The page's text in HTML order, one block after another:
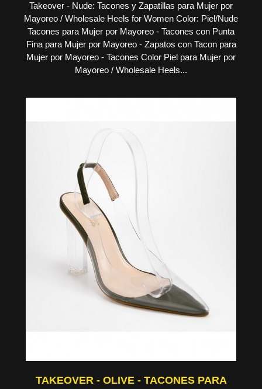
Takeover - Nude: Tacones y Zapatillas para Mujer por
Mayoreo / Wholesale Heels for Women Color: Piel/Nude
Tacones para Mujer por Mayoreo - Tacones con Punta
Fina para Mujer por Mayoreo - Zapatos con Tacon para
Mujer por Mayoreo - Tacones Color Piel para Mujer por
Mayoreo / Wholesale Heels...
TAKEOVER - OLIVE - TACONES PARA